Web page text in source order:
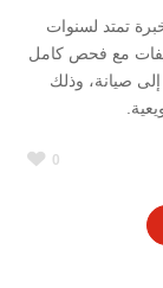
تمتد لسنوات
مع فحص كامل
صيانة، وذلك
0